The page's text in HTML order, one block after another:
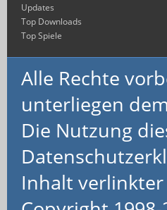
Updates
Top Downloads
Top Spiele
Alle Rechte
unterliegen
Die Nutzung
Inhalt